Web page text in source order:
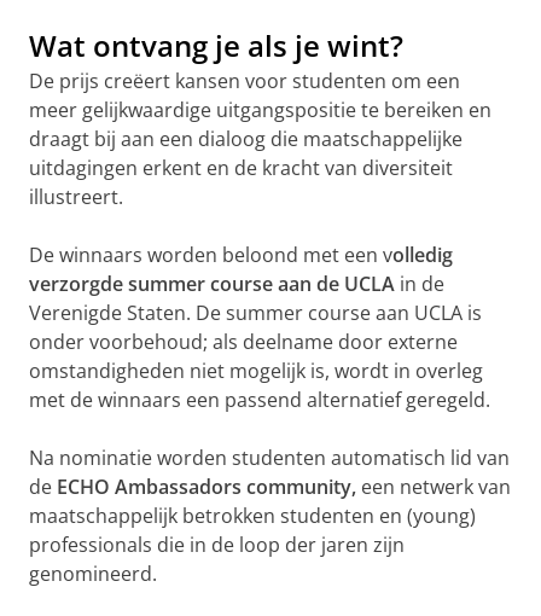
Wat ontvang je als je wint?
De prijs creëert kansen voor studenten om een
meer gelijkwaardige uitgangspositie te bereiken en
draagt bij aan een dialoog die maatschappelijke
uitdagingen erkent en de kracht van diversiteit
illustreert.
De winnaars worden beloond met een volledig
verzorgde summer course aan de UCLA in de
Verenigde Staten. De summer course aan UCLA is
onder voorbehoud; als deelname door externe
omstandigheden niet mogelijk is, wordt in overleg
met de winnaars een passend alternatief geregeld.
Na nominatie worden studenten automatisch lid van
de ECHO Ambassadors community, een netwerk van
maatschappelijk betrokken studenten en (young)
professionals die in de loop der jaren zijn
genomineerd.